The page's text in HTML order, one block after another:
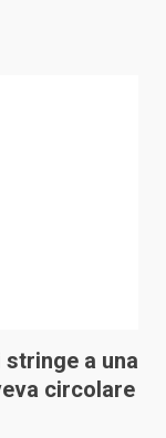
a una
circolare